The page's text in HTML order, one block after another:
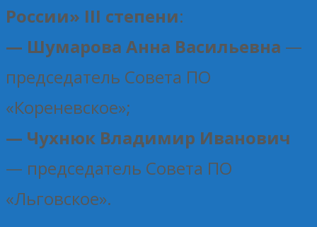
России» III степени:
— Шумарова Анна Васильевна —
председатель Совета ПО
«Кореневское»;
— Чухнюк Владимир Иванович
— председатель Совета ПО
«Льговское».